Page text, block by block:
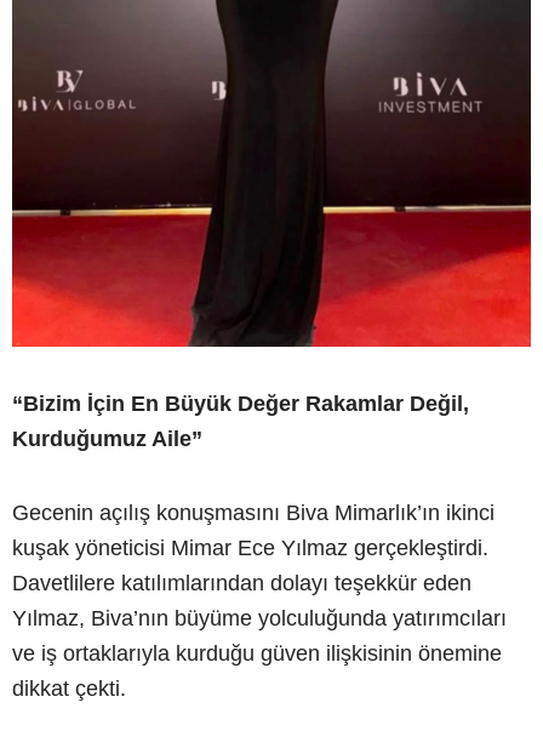
“Bizim İçin En Büyük Değer Rakamlar Değil,
Kurduğumuz Aile”
Gecenin açılış konuşmasını Biva Mimarlık’ın ikinci
kuşak yöneticisi Mimar Ece Yılmaz gerçekleştirdi.
Davetlilere katılımlarından dolayı teşekkür eden
Yılmaz, Biva’nın büyüme yolculuğunda yatırımcıları
ve iş ortaklarıyla kurduğu güven ilişkisinin önemine
dikkat çekti.